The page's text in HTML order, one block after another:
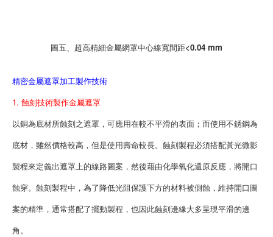
圖五、超高精細金屬網罩中心線寬間距<0.04 mm
精密金屬遮罩加工製作技術
1. 蝕刻技術製作金屬遮罩
以銅為底材所蝕刻之遮罩，可應用在較不平滑的表面；而使用不銹鋼為
底材，雖然價格較高，但是使用壽命較長。蝕刻製程必須搭配黃光微影
製程來定義出遮罩上的線路圖案，然後藉由化學氧化還原反應，將開口
蝕穿。蝕刻製程中，為了降低光阻保護下方的材料被側蝕，維持開口圖
案的精準，通常搭配了擺動製程，也因此蝕刻邊緣大多呈現平滑的邊
角。